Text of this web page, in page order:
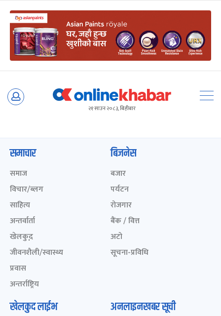
Skip
२१ साउन २०८३, बिहीबार
समाचार
समाज
विचार/ब्लग
साहित्य
अन्तर्वार्ता
खेलकुद़़
जीवनशैली/स्वास्थ्य
प्रवास
अन्तर्राष्ट्रिय
बिजनेस
बजार
पर्यटन
रोजगार
बैंक / वित्त
अटो
सूचना-प्रविधि
खेलकुद लाईभ अनलाइनखबर सूची